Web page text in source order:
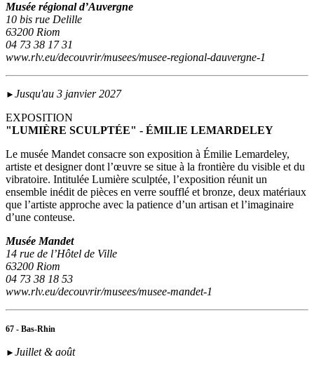
Musée régional d’Auvergne
10 bis rue Delille
63200 Riom
04 73 38 17 31
www.rlv.eu/decouvrir/musees/musee-regional-dauvergne-1
► Jusqu'au 3 janvier 2027
EXPOSITION
"LUMIÈRE SCULPTÉE" - ÉMILIE LEMARDELEY
Le musée Mandet consacre son exposition à Émilie Lemardeley,
artiste et designer dont l’œuvre se situe à la frontière du visible et du
vibratoire. Intitulée Lumière sculptée, l’exposition réunit un
ensemble inédit de pièces en verre soufflé et bronze, deux matériaux
que l’artiste approche avec la patience d’un artisan et l’imaginaire
d’une conteuse.
Musée Mandet
14 rue de l’Hôtel de Ville
63200 Riom
04 73 38 18 53
www.rlv.eu/decouvrir/musees/musee-mandet-1
67 - Bas-Rhin
► Juillet & août